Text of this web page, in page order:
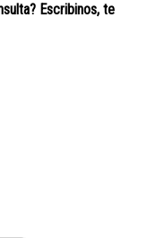
Escribinos, te